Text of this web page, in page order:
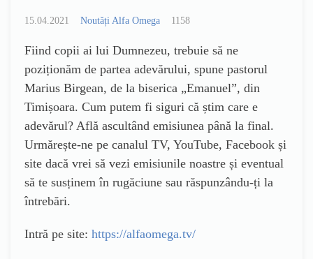
15.04.2021 Noutăți Alfa Omega 1158
Fiind copii ai lui Dumnezeu, trebuie să ne
poziționăm de partea adevărului, spune pastorul
Marius Birgean, de la biserica „Emanuel”, din
Timișoara. Cum putem fi siguri că știm care e
adevărul? Află ascultând emisiunea până la final.
Urmărește-ne pe canalul TV, YouTube, Facebook și
site dacă vrei să vezi emisiunile noastre și eventual
să te susținem în rugăciune sau răspunzându-ți la
întrebări.
Intră pe site: https://alfaomega.tv/